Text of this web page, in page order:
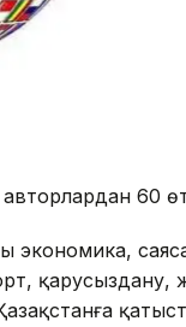
60
экономика,
қарусыздану,